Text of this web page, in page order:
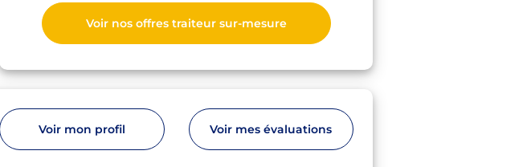
Voir nos offres traiteur sur-mesure
Voir mon profil Voir mes évaluations